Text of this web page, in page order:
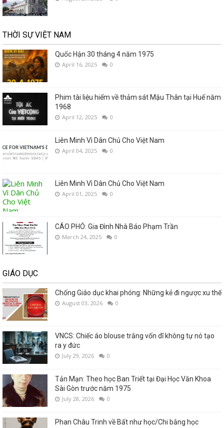
THỜI SỰ VIỆT NAM
Quốc Hận 30 tháng 4 năm 1975
April 16, 2025 0
Phim tài liệu hiếm về thảm sát Mậu Thân tại Huế năm
1968
April 12, 2025 0
Liên Minh Vì Dân Chủ Cho Việt Nam
April 04, 2025 0
Liên Minh Vì Dân Chủ Cho Việt Nam
April 01, 2025 0
CÁO PHÓ: Gia Đình Nhà Báo Phạm Trần
March 24, 2025 0
GIÁO DỤC
Chống Giáo dục khai phóng: Những kẻ đi ngược xu thế
August 03, 2026 0
VNCS: Chiếc áo blouse trắng vốn dĩ không tự nó tạo
ra y đức
July 29, 2026 0
Tản Mạn: Theo học Ban Triết tại Đại Học Văn Khoa
Sài Gòn trước năm 1975
July 28, 2026 0
Phan Châu Trinh về Bất như học/Chi bằng học